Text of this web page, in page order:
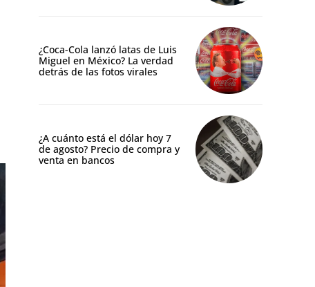
¿Coca-Cola lanzó latas de Luis
Miguel en México? La verdad
detrás de las fotos virales
¿A cuánto está el dólar hoy 7
de agosto? Precio de compra y
venta en bancos